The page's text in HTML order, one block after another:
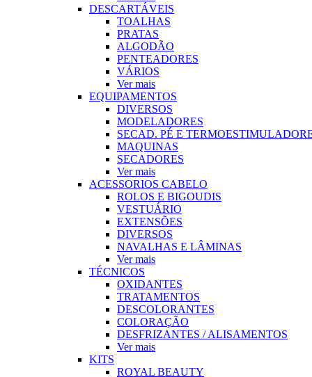
DESCARTÁVEIS
TOALHAS
PRATAS
ALGODÃO
PENTEADORES
VÁRIOS
Ver mais
EQUIPAMENTOS
DIVERSOS
MODELADORES
SECAD. PÉ E
MAQUINAS
SECADORES
Ver mais
ACESSORIOS CABELO
ROLOS E BIGOUDIS
VESTUÁRIO
EXTENSÕES
DIVERSOS
NAVALHAS E LÂMINAS
Ver mais
TÉCNICOS
OXIDANTES
TRATAMENTOS
DESCOLORANTES
COLORAÇÃO
DESFRIZANTES / ALISAMENTOS
Ver mais
KITS
ROYAL BEAUTY